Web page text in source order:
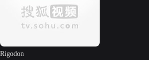
Rigodon